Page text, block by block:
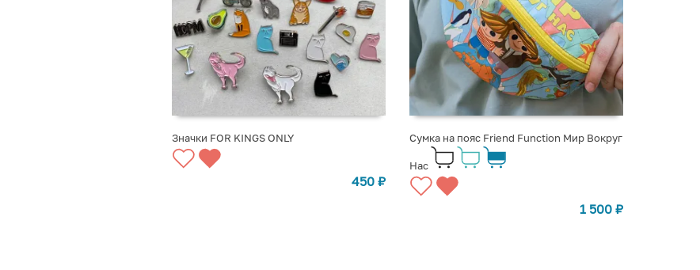
ВЫБРАТЬ ВАРИАНТЫ
Значки FOR KINGS ONLY
450 ₽
Сумка на пояс Friend Function Мир Вокруг
Нас
1 500 ₽